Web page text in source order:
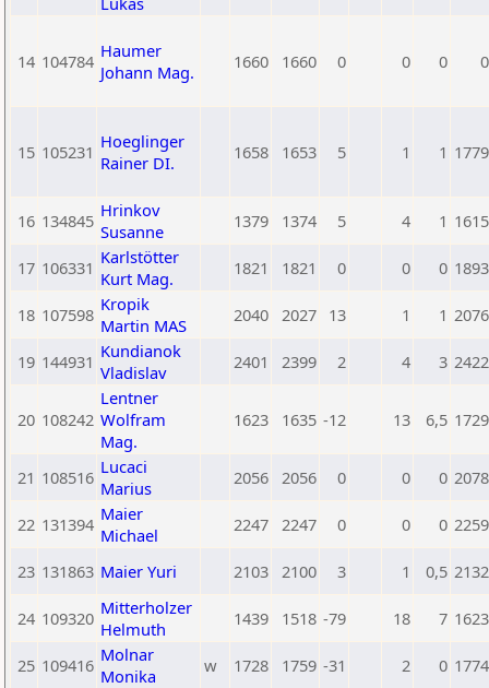
14 104784 Haumer
Johann Mag.
1660 1660 0 0 0 0
15 105231 Hoeglinger
Rainer DI.
1658 1653 5 1 1 1779
16 134845 Hrinkov
Susanne
1379 1374 5 4 1 1615
17 106331 Karlstötter
Kurt Mag.
1821 1821 0 0 0 1893
18 107598 Kropik
Martin MAS
2040 2027 13 1 1 2076
19 144931 Kundianok
Vladislav
2401 2399 2 4 3 2422
20 108242
Lentner
Wolfram
Mag.
1623 1635 -12 13 6,5 1729
21 108516 Lucaci
Marius
2056 2056 0 0 0 2078
22 131394 Maier
Michael
2247 2247 0 0 0 2259
23 131863 Maier Yuri 2103 2100 3 1 0,5 2132
24 109320 Mitterholzer
Helmuth
1439 1518 -79 18 7 1623
25 109416 Molnar
Monika
w 1728 1759 -31 2 0 1774